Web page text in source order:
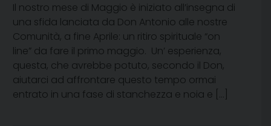
Il nostro mese di Maggio è iniziato all’insegna di
una sfida lanciata da Don Antonio alle nostre
Comunità, a fine Aprile: un ritiro spirituale “on
line” da fare il primo maggio. Un’ esperienza,
questa, che avrebbe potuto, secondo il Don,
aiutarci ad affrontare questo tempo ormai
entrato in una fase di stanchezza e noia e […]